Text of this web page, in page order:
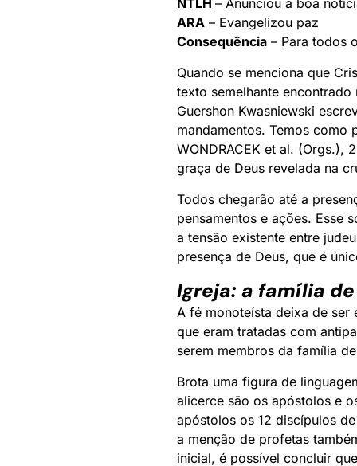
NTLH – Anunciou a boa
ARA – Evangelizou paz
Consequência – Para todos
Quando se menciona que
texto semelhante
Guershon Kwasniewski
mandamentos. Temos como
WONDRACEK et al. (Orgs.),
graça de Deus revelada na
Todos chegarão até a
pensamentos e ações. Esse
a tensão existente entre
presença de Deus, que é
Igreja: a família de
A fé monoteísta deixa de ser
que eram tratadas com
serem membros da família
Brota uma figura de
alicerce são os apóstolos e
apóstolos os 12 discípulos
a menção de profetas
inicial, é possível concluir